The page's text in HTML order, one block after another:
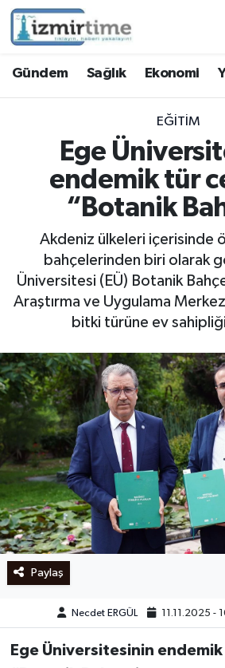
Gündem Sağlık Ekonomi
EĞITIM
Ege
endemik tür
“Botanik
Akdeniz ülkeleri içerisinde
bahçelerinden biri olarak
Üniversitesi (EÜ) Botanik
Araştırma ve Uygulama
bitki türüne ev
Paylaş
Necdet ERGÜL 11.11.2025 -
Ege Üniversitesinin
Sağlık
Ekonomi
Yaşam
Video
Yazarlar
Ege
İzmir
İletişim
Künye
Yerel
Hava Durumu
İzmir Namaz Vakitleri
Trafik Durumu
Süper Lig Puan Durumu ve
Tüm Manşetler
Son Dakika Haberleri